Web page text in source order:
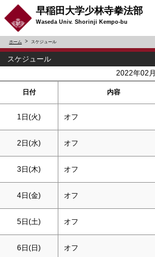
早稲田大学少林寺拳法部
Waseda Univ. Shorinji Kempo-bu
ホーム スケジュール
スケジュール
2022年02月
日付 内容
1日(火) オフ
2日(水) オフ
3日(木) オフ
4日(金) オフ
5日(土) オフ
6日(日) オフ